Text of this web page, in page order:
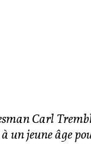
Carl
un jeune âge